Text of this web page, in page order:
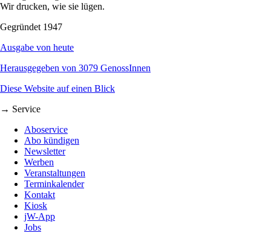
Wir drucken, wie sie lügen.
Gegründet 1947
Ausgabe von heute
Herausgegeben von 3079 GenossInnen
Diese Website auf einen Blick
→ Service
Aboservice
Abo kündigen
Newsletter
Werben
Veranstaltungen
Terminkalender
Kontakt
Kiosk
jW-App
Jobs